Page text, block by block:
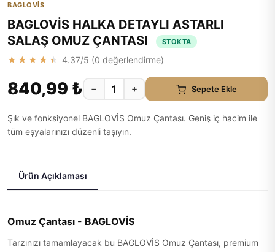
BAGLOVİS
BAGLOVİS HALKA DETAYLI ASTARLI
SALAŞ OMUZ ÇANTASI
STOKTA
★★★★★ 4.37/5 (0 değerlendirme)
840,99 ₺ − + Sepete Ekle
Şık ve fonksiyonel BAGLOVİS Omuz Çantası. Geniş iç hacim ile
tüm eşyalarınızı düzenli taşıyın.
Ürün Açıklaması
Omuz Çantası - BAGLOVİS
Tarzınızı tamamlayacak bu BAGLOVİS Omuz Çantası, premium